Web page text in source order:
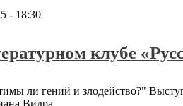
- 18:30
клубе
ли гений и злодейство?"